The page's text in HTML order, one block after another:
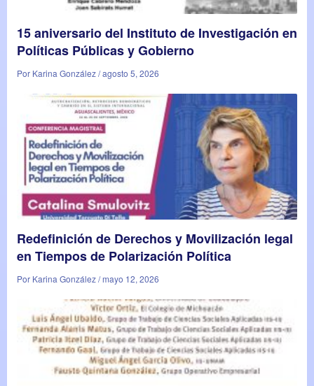
15 aniversario del Instituto de Investigación en
Políticas Públicas y Gobierno
Por Karina González / agosto 5, 2026
Redefinición de Derechos y Movilización legal
en Tiempos de Polarización Política
Por Karina González / mayo 12, 2026